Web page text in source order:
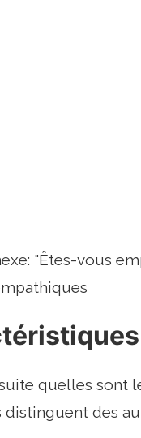
"Êtes-vous
quelles sont
des